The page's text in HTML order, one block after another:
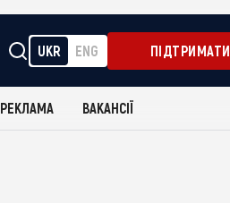
UKR ENG ПІДТРИМАТИ
РЕКЛАМА ВАКАНСІЇ